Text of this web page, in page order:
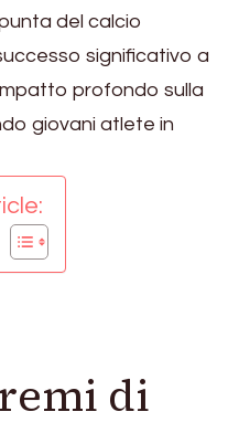
del calcio
significativo a
profondo sulla
giovani atlete in
di